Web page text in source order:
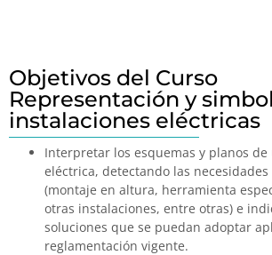
Objetivos del Curso
Representación y
instalaciones eléctricas
Interpretar los esquemas y planos
eléctrica, detectando las
(montaje en altura, herramienta
otras instalaciones, entre otras) e
soluciones que se puedan adoptar
reglamentación vigente.